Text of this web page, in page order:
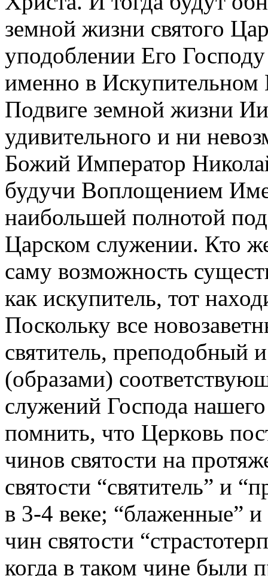
земной жизни святого
уподоблении Его
именно в Искупительном
Подвиге земной жизни
удивительного и ни
Божий Император
будучи Воплощением
наибольшей полнотой
Царском служении. Кто
саму возможность
как искупитель, тот
Поскольку все
святитель, преподобный
(образами)
служений Господа
помнить, что Церковь
чинов святости на
святости “святитель” и
в 3-4 веке; “блаженные”
чин святости
когда в таком чине были